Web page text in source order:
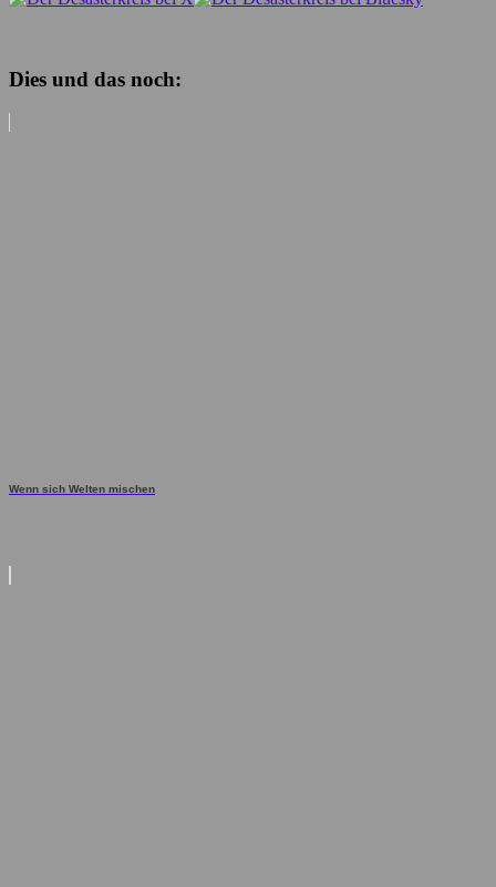
Dies und das noch:
Wenn sich Welten mischen